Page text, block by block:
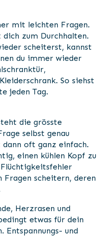
mit leichten Fragen.
zum Durchhalten.
scheiterst, kannst
du immer wieder
So siehst
jeden Tag.
die grösste
selbst genau
oft ganz einfach.
einen kühlen Kopf zu
Fragen scheitern, deren
Herzrasen und
etwas für dein
Entspannungs- und